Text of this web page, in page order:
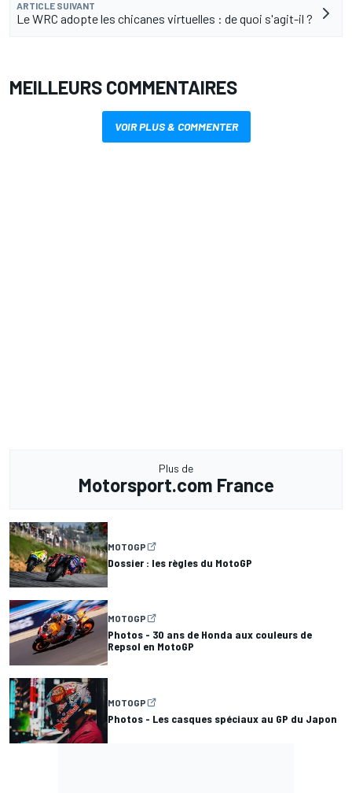
ARTICLE SUIVANT
Le WRC adopte les chicanes virtuelles : de quoi s'agit-il ?
MEILLEURS COMMENTAIRES
VOIR PLUS & COMMENTER
Plus de
Motorsport.com France
MOTOGP
Dossier : les règles du MotoGP
MOTOGP
Photos - 30 ans de Honda aux couleurs de
Repsol en MotoGP
MOTOGP
Photos - Les casques spéciaux au GP du Japon